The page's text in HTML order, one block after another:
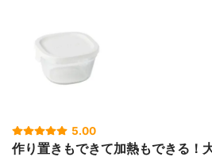
5.00
作り置きもできて加熱もできる！